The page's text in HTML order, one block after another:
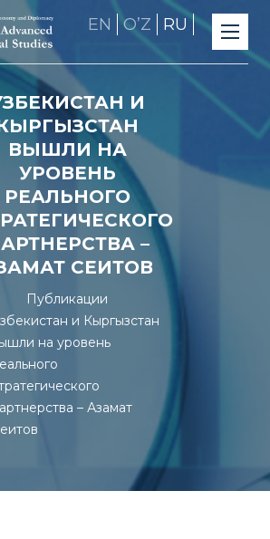
EN OʼZ RU
И
ВЫШЛИ НА
УРОВЕНЬ
РЕАЛЬНОГО
–
СЕИТОВ
Публикации
и Кыргызстан
на уровень
– Азамат